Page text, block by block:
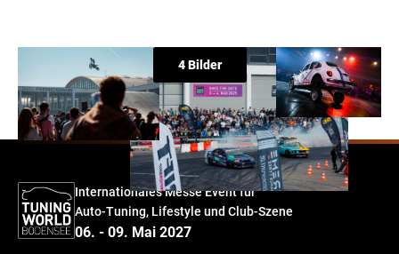
4 Bilder
Internationales Messe Event für
Auto-Tuning, Lifestyle und Club-Szene
06. - 09. Mai 2027